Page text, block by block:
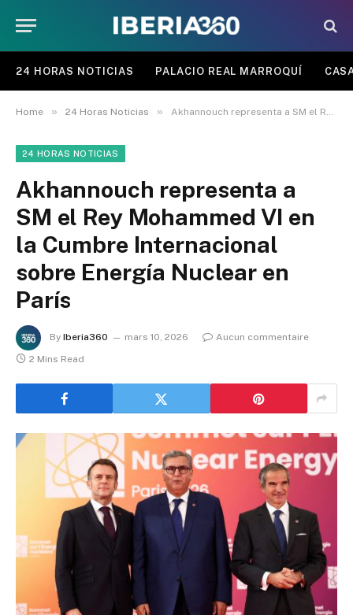
24 HORAS NOTICIAS PALACIO REAL MARROQUÍ
Home » 24 Horas Noticias » Akhannouch representa a SM el Rey Mohammed VI en la Cumbre Internacional sobre Energía Nuclear en París
24 HORAS NOTICIAS
Akhannouch representa a
SM el Rey Mohammed VI en
la Cumbre Internacional
sobre Energía Nuclear en
París
By Iberia360 mars 10, 2026
Aucun commentaire
2 Mins Read